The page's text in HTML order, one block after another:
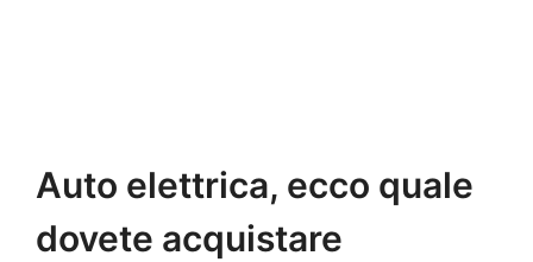
Auto elettrica, ecco quale
dovete acquistare